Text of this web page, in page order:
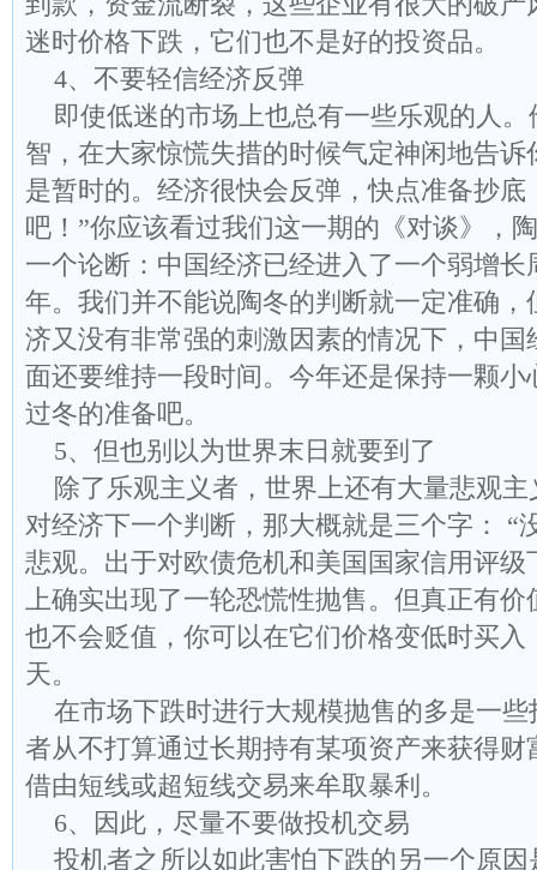
迷时价格下跌，它们也不是好的投资品。
4、不要轻信经济反弹
即使低迷的市场上也总有一些乐观的人。
智，在大家惊慌失措的时候气定神闲地告诉
是暂时的。经济很快会反弹，快点准备抄底
吧！”你应该看过我们这一期的《对谈》，
一个论断：中国经济已经进入了一个弱增长
年。我们并不能说陶冬的判断就一定准确，
济又没有非常强的刺激因素的情况下，中国
面还要维持一段时间。今年还是保持一颗小
过冬的准备吧。
5、但也别以为世界末日就要到了
除了乐观主义者，世界上还有大量悲观主
对经济下一个判断，那大概就是三个字： “
悲观。出于对欧债危机和美国国家信用评级
上确实出现了一轮恐慌性抛售。但真正有价
也不会贬值，你可以在它们价格变低时买入
天。
在市场下跌时进行大规模抛售的多是一些
者从不打算通过长期持有某项资产来获得财
借由短线或超短线交易来牟取暴利。
6、因此，尽量不要做投机交易
投机者之所以如此害怕下跌的另一个原因